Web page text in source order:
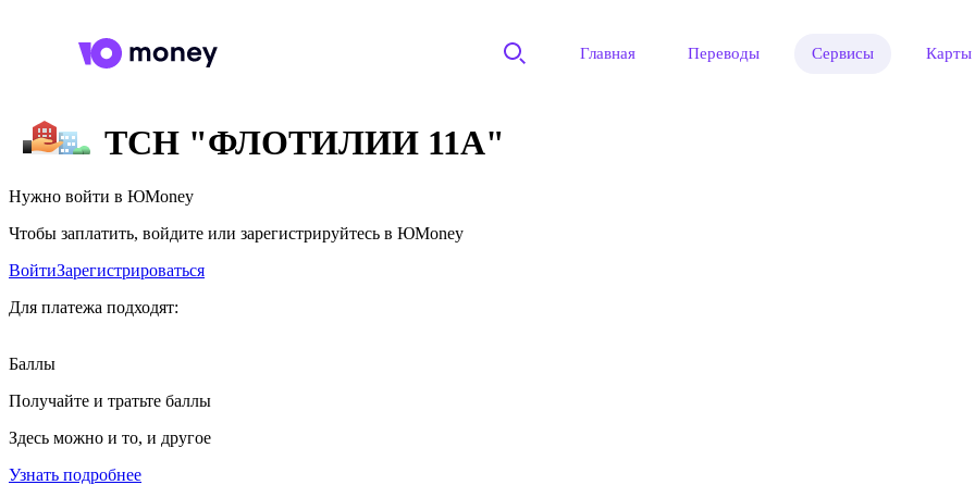
Главная Переводы Сервисы Карты
ТСН "ФЛОТИЛИИ 11А"
Нужно войти в ЮMoney
Чтобы заплатить, войдите или зарегистрируйтесь в ЮMoney
ВойтиЗарегистрироваться
Для платежа подходят:
Баллы
Получайте и тратьте баллы
Здесь можно и то, и другое
Узнать подробнее